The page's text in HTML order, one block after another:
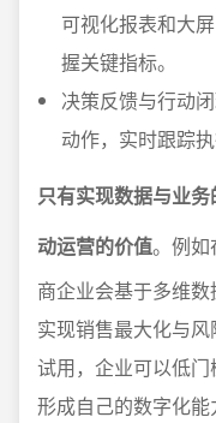
可视化报表和大
握关键指标。
决策反馈与行动
动作，实时跟踪
只有实现数据与业
动运营的价值。例如
商企业会基于多维数
实现销售最大化与
试用，企业可以低
形成自己的数字化能